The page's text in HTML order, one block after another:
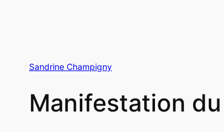
Sandrine Champigny
Manifestation